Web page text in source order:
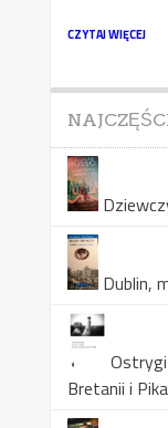
CZYTAJ WIĘCEJ
Dublin,
Bretanii i